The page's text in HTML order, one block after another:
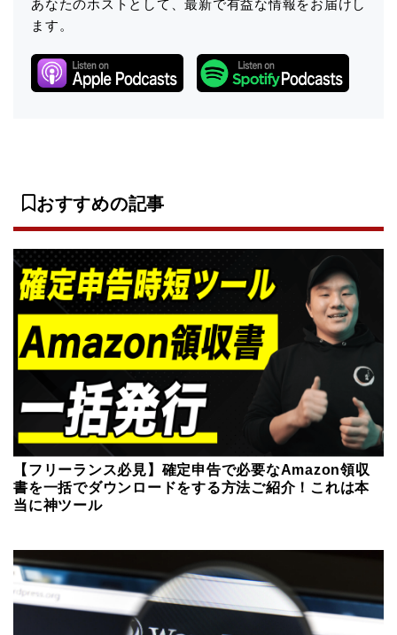
あなたのホストとして、最新で有益な情報をお届けし
ます。
おすすめの記事
【フリーランス必見】確定申告で必要なAmazon領収
書を一括でダウンロードをする方法ご紹介！これは本
当に神ツール